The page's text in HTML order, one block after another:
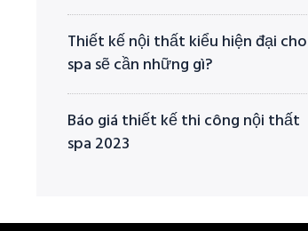
Thiết kế nội thất kiểu hiện đại cho
spa sẽ cần những gì?
Báo giá thiết kế thi công nội thất
spa 2023